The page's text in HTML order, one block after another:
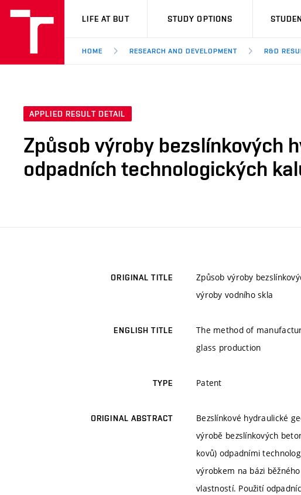
VUT
LIFE AT BUT STUDY OPTIONS
HOME RESEARCH AND DEVELOPMENT R&D
APPLIED RESULT DETAIL
Způsob výroby bezslínkových
odpadních technologických
ORIGINAL TITLE
Způsob výroby
výroby vodního skla
ENGLISH TITLE
The method of
glass production
TYPE Patent
ORIGINAL ABSTRACT
Bezslínkové hydraulické
výrobě bezslínkových
kovů) odpadními
výrobkem na bázi
vlastností. Použití